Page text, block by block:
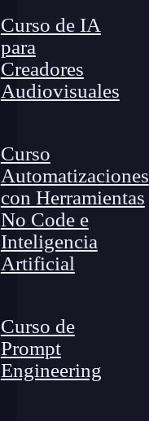
Curso de IA
para
Creadores
Audiovisuales
Curso
Automatizaciones
con Herramientas
No Code e
Inteligencia
Artificial
Curso de
Prompt
Engineering